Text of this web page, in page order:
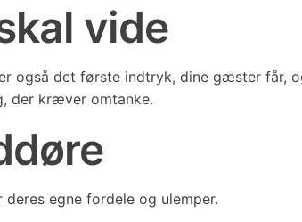
vide
også det første indtryk, dine gæster får,
der kræver omtanke.
egne fordele og ulemper.